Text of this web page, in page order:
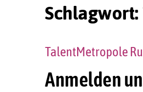
Schlagwort:
Anmelden
TalentMetropole